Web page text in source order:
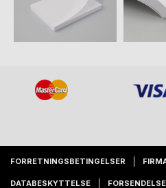
FORRETNINGSBETINGELSER
DATABESKYTTELSE